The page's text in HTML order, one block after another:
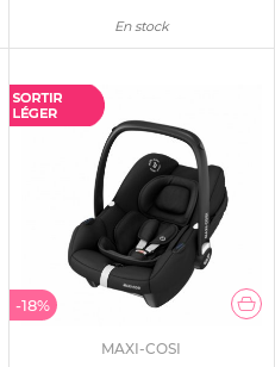
En stock
-18%
MAXI-COSI